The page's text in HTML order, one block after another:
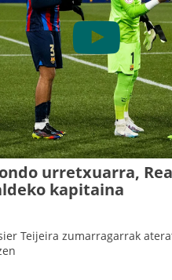
urretxuarra,
kapitaina
Teijeira zumarragarrak